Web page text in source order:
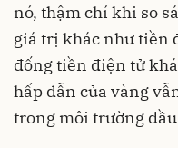
nó, thậm chí khi so
giá trị khác như tiền
đống tiền điện tử
hấp dẫn của vàng
trong môi trường